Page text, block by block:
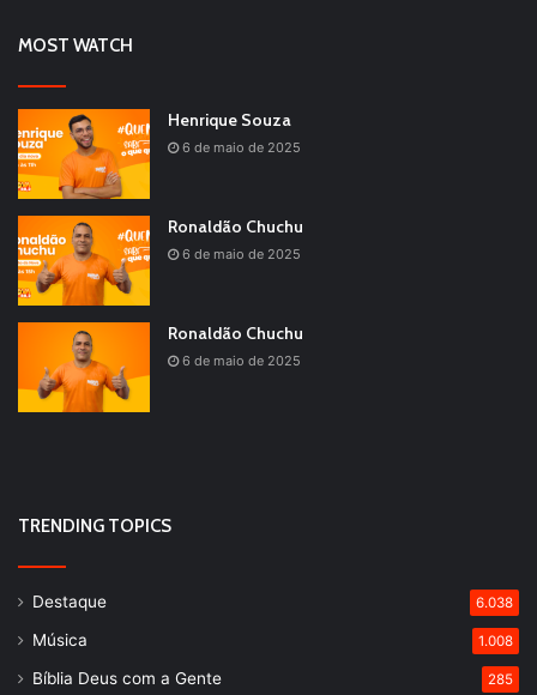
MOST WATCH
Henrique Souza
6 de maio de 2025
Ronaldão Chuchu
6 de maio de 2025
Ronaldão Chuchu
6 de maio de 2025
TRENDING TOPICS
Destaque 6.038
Música 1.008
Bíblia Deus com a Gente 285